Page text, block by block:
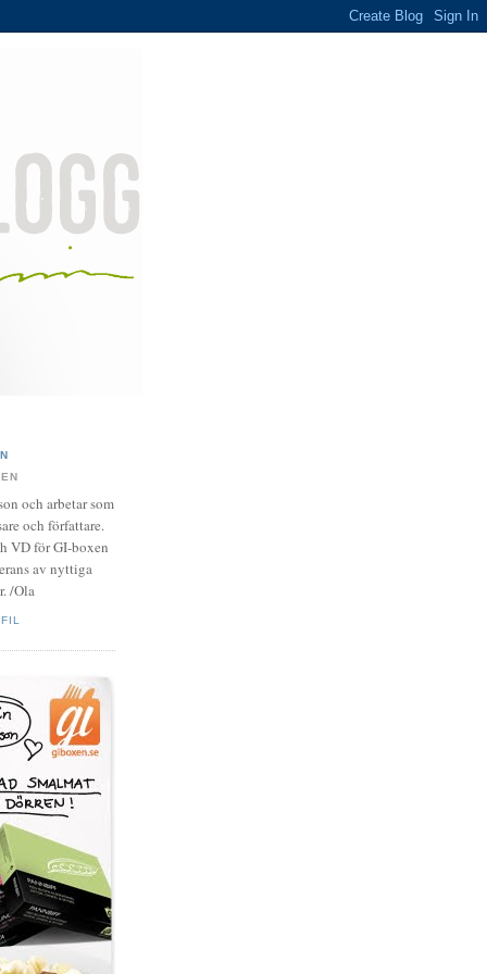
och arbetar som
och författare.
VD för GI-boxen
av nyttiga
/Ola